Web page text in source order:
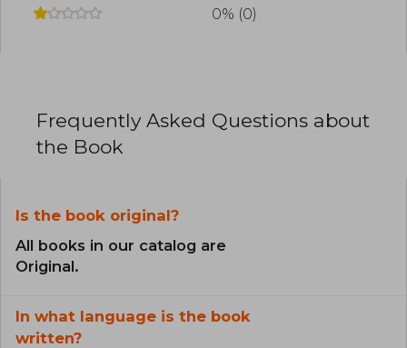
0% (0)
Frequently Asked Questions about
the Book
Is the book original?
All books in our catalog are
Original.
In what language is the book
written?